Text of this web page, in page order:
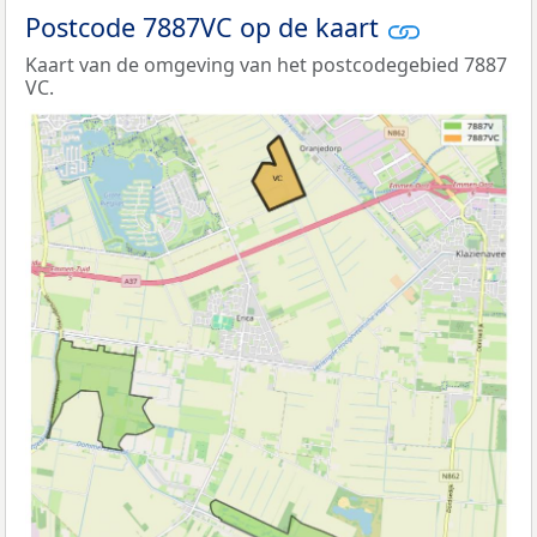
Postcode 7887VC op de kaart
Kaart van de omgeving van het postcodegebied 7887
VC.